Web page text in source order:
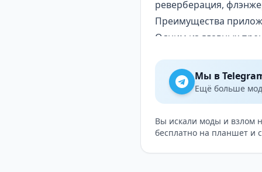
реверберация,
Преимущества
Одним из главных
импортировать и
Кроме того,
музыки, такими как
доступ к огромному
Однако стоит
предоставляется
Мы в
Ещё больше
Вы искали моды и взлом
бесплатно на планшет и